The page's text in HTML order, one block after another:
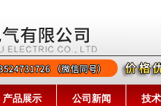
产品展示 公司新闻 技